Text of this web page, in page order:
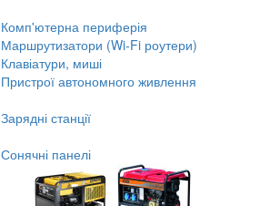
Комп'ютерна периферія
Маршрутизатори (Wi-Fi роутери)
Клавіатури, миші
Пристрої автономного живлення
Зарядні станції
Сонячні панелі